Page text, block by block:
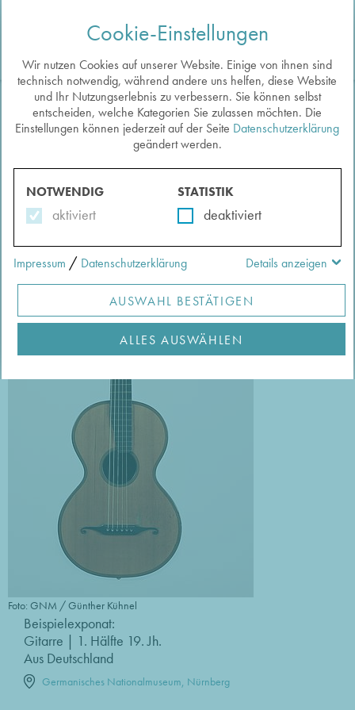
Zurück zu den Exponaten
SAITENINSTRUMENT
Verfasst von:Reither, Ingmar
Foto: GNM / Günther Kühnel
Beispielexponat:
Gitarre | 1. Hälfte 19. Jh.
Aus Deutschland
Germanisches Nationalmuseum, Nürnberg
Cookie-Einstellungen
Wir nutzen Cookies auf unserer Website. Einige von ihnen sind
technisch notwendig, während andere uns helfen, diese Website
und Ihr Nutzungserlebnis zu verbessern. Sie können selbst
entscheiden, welche Kategorien Sie zulassen möchten. Die
Einstellungen können jederzeit auf der Seite Datenschutzerklärung
geändert werden.
NOTWENDIG
aktiviert
STATISTIK
deaktiviert
Impressum / Datenschutzerklärung Details anzeigen
AUSWAHL BESTÄTIGEN
ALLES AUSWÄHLEN